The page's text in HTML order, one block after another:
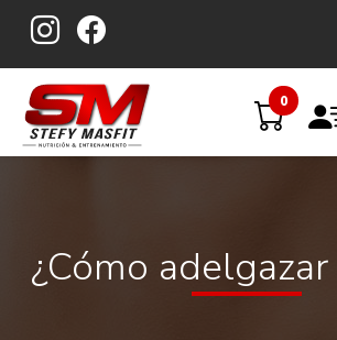
content
0
¿Cómo